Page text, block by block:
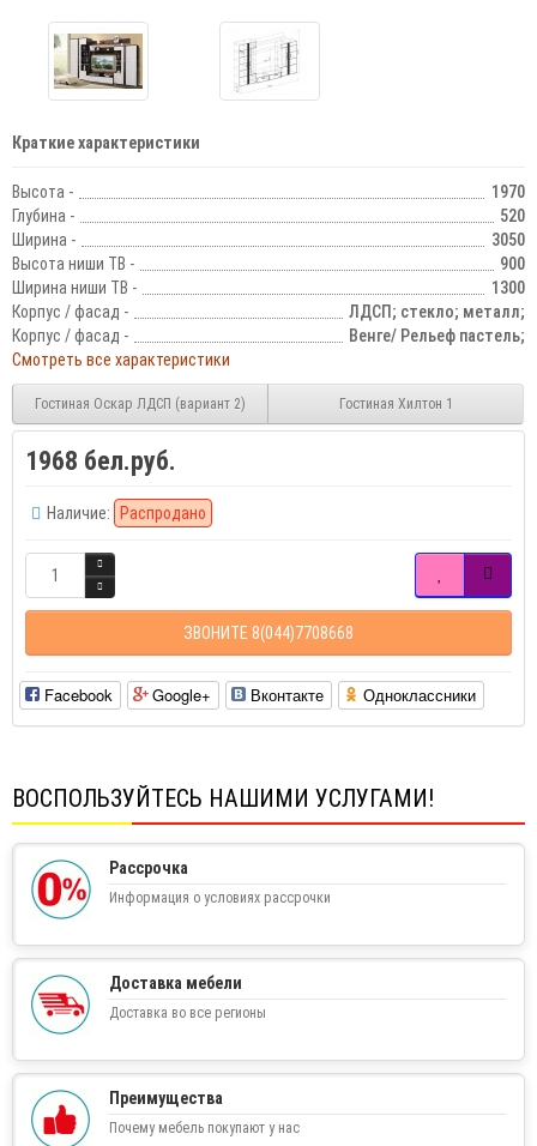
Краткие характеристики
Высота -
1970
Глубина -
520
Ширина -
3050
Высота ниши ТВ -
900
Ширина ниши ТВ -
1300
Корпус / фасад -
ЛДСП; стекло; металл;
Корпус / фасад -
Венге/ Рельеф пастель;
Смотреть все характеристики
Гостиная Оскар ЛДСП (вариант 2) Гостиная Хилтон 1
1968 бел.руб.
Наличие: Распродано
ЗВОНИТЕ 8(044)7708668
Facebook Google+ Вконтакте Одноклассники
ВОСПОЛЬЗУЙТЕСЬ НАШИМИ УСЛУГАМИ!
Рассрочка
Информация о условиях рассрочки
Доставка мебели
Доставка во все регионы
Преимущества
Почему мебель покупают у нас